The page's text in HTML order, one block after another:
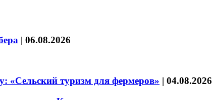
| 06.08.2026
«Сельский туризм для фермеров» | 04.08.2026